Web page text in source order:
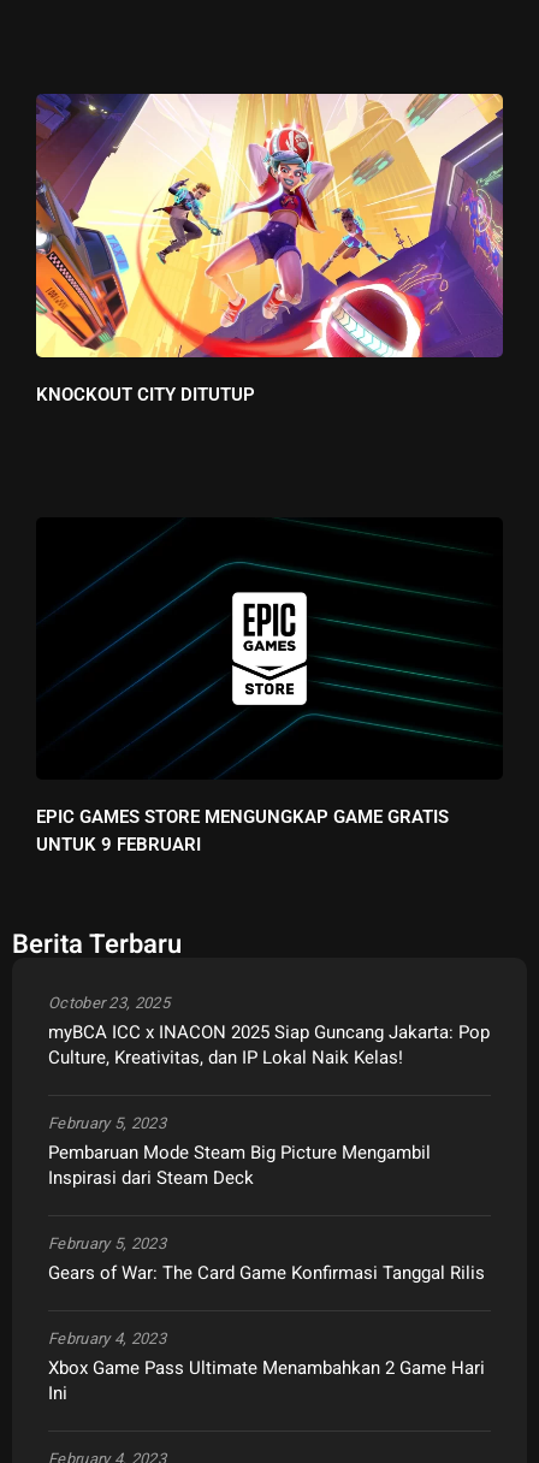
KNOCKOUT CITY DITUTUP
EPIC GAMES STORE MENGUNGKAP GAME GRATIS
UNTUK 9 FEBRUARI
Berita Terbaru
myBCA ICC x INACON 2025 Siap Guncang Jakarta: Pop
Culture, Kreativitas, dan IP Lokal Naik Kelas!
October 23, 2025
Pembaruan Mode Steam Big Picture Mengambil
Inspirasi dari Steam Deck
February 5, 2023
Gears of War: The Card Game Konfirmasi Tanggal Rilis
February 5, 2023
Xbox Game Pass Ultimate Menambahkan 2 Game Hari
Ini
February 4, 2023